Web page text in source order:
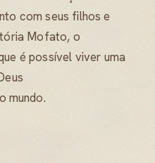
com seus filhos e
Mofato, o
é possível viver uma
mundo.